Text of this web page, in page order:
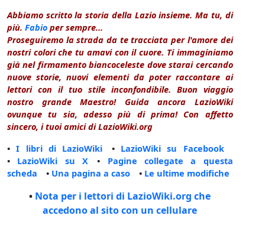
Abbiamo scritto la storia della Lazio insieme. Ma tu, di
più. Fabio per sempre...
Proseguiremo la strada da te tracciata per l'amore dei
nostri colori che tu amavi con il cuore. Ti immaginiamo
già nel firmamento biancoceleste dove starai cercando
nuove storie, nuovi elementi da poter raccontare ai
lettori con il tuo stile inconfondibile. Buon viaggio
nostro grande Maestro! Guida ancora LazioWiki
ovunque tu sia, adesso più di prima! Con affetto
sincero, i tuoi amici di LazioWiki.org
•I libri di LazioWiki • LazioWiki su Facebook
• LazioWiki su X • Pagine collegate a questa
scheda • Una pagina a caso • Le ultime modifiche
• Nota per i lettori di LazioWiki.org che
accedono al sito con un cellulare